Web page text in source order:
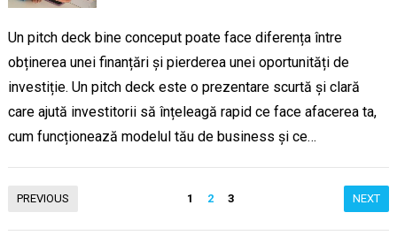
Un pitch deck bine conceput poate face diferența între
obținerea unei finanțări și pierderea unei oportunități de
investiție. Un pitch deck este o prezentare scurtă și clară
care ajută investitorii să înțeleagă rapid ce face afacerea ta,
cum funcționează modelul tău de business și ce…
Paginație
PREVIOUS 1 2 3 NEXT